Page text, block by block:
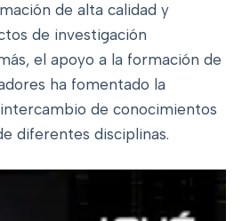
de alta calidad y
de investigación
el apoyo a la formación de
ha fomentado la
de conocimientos
diferentes disciplinas.